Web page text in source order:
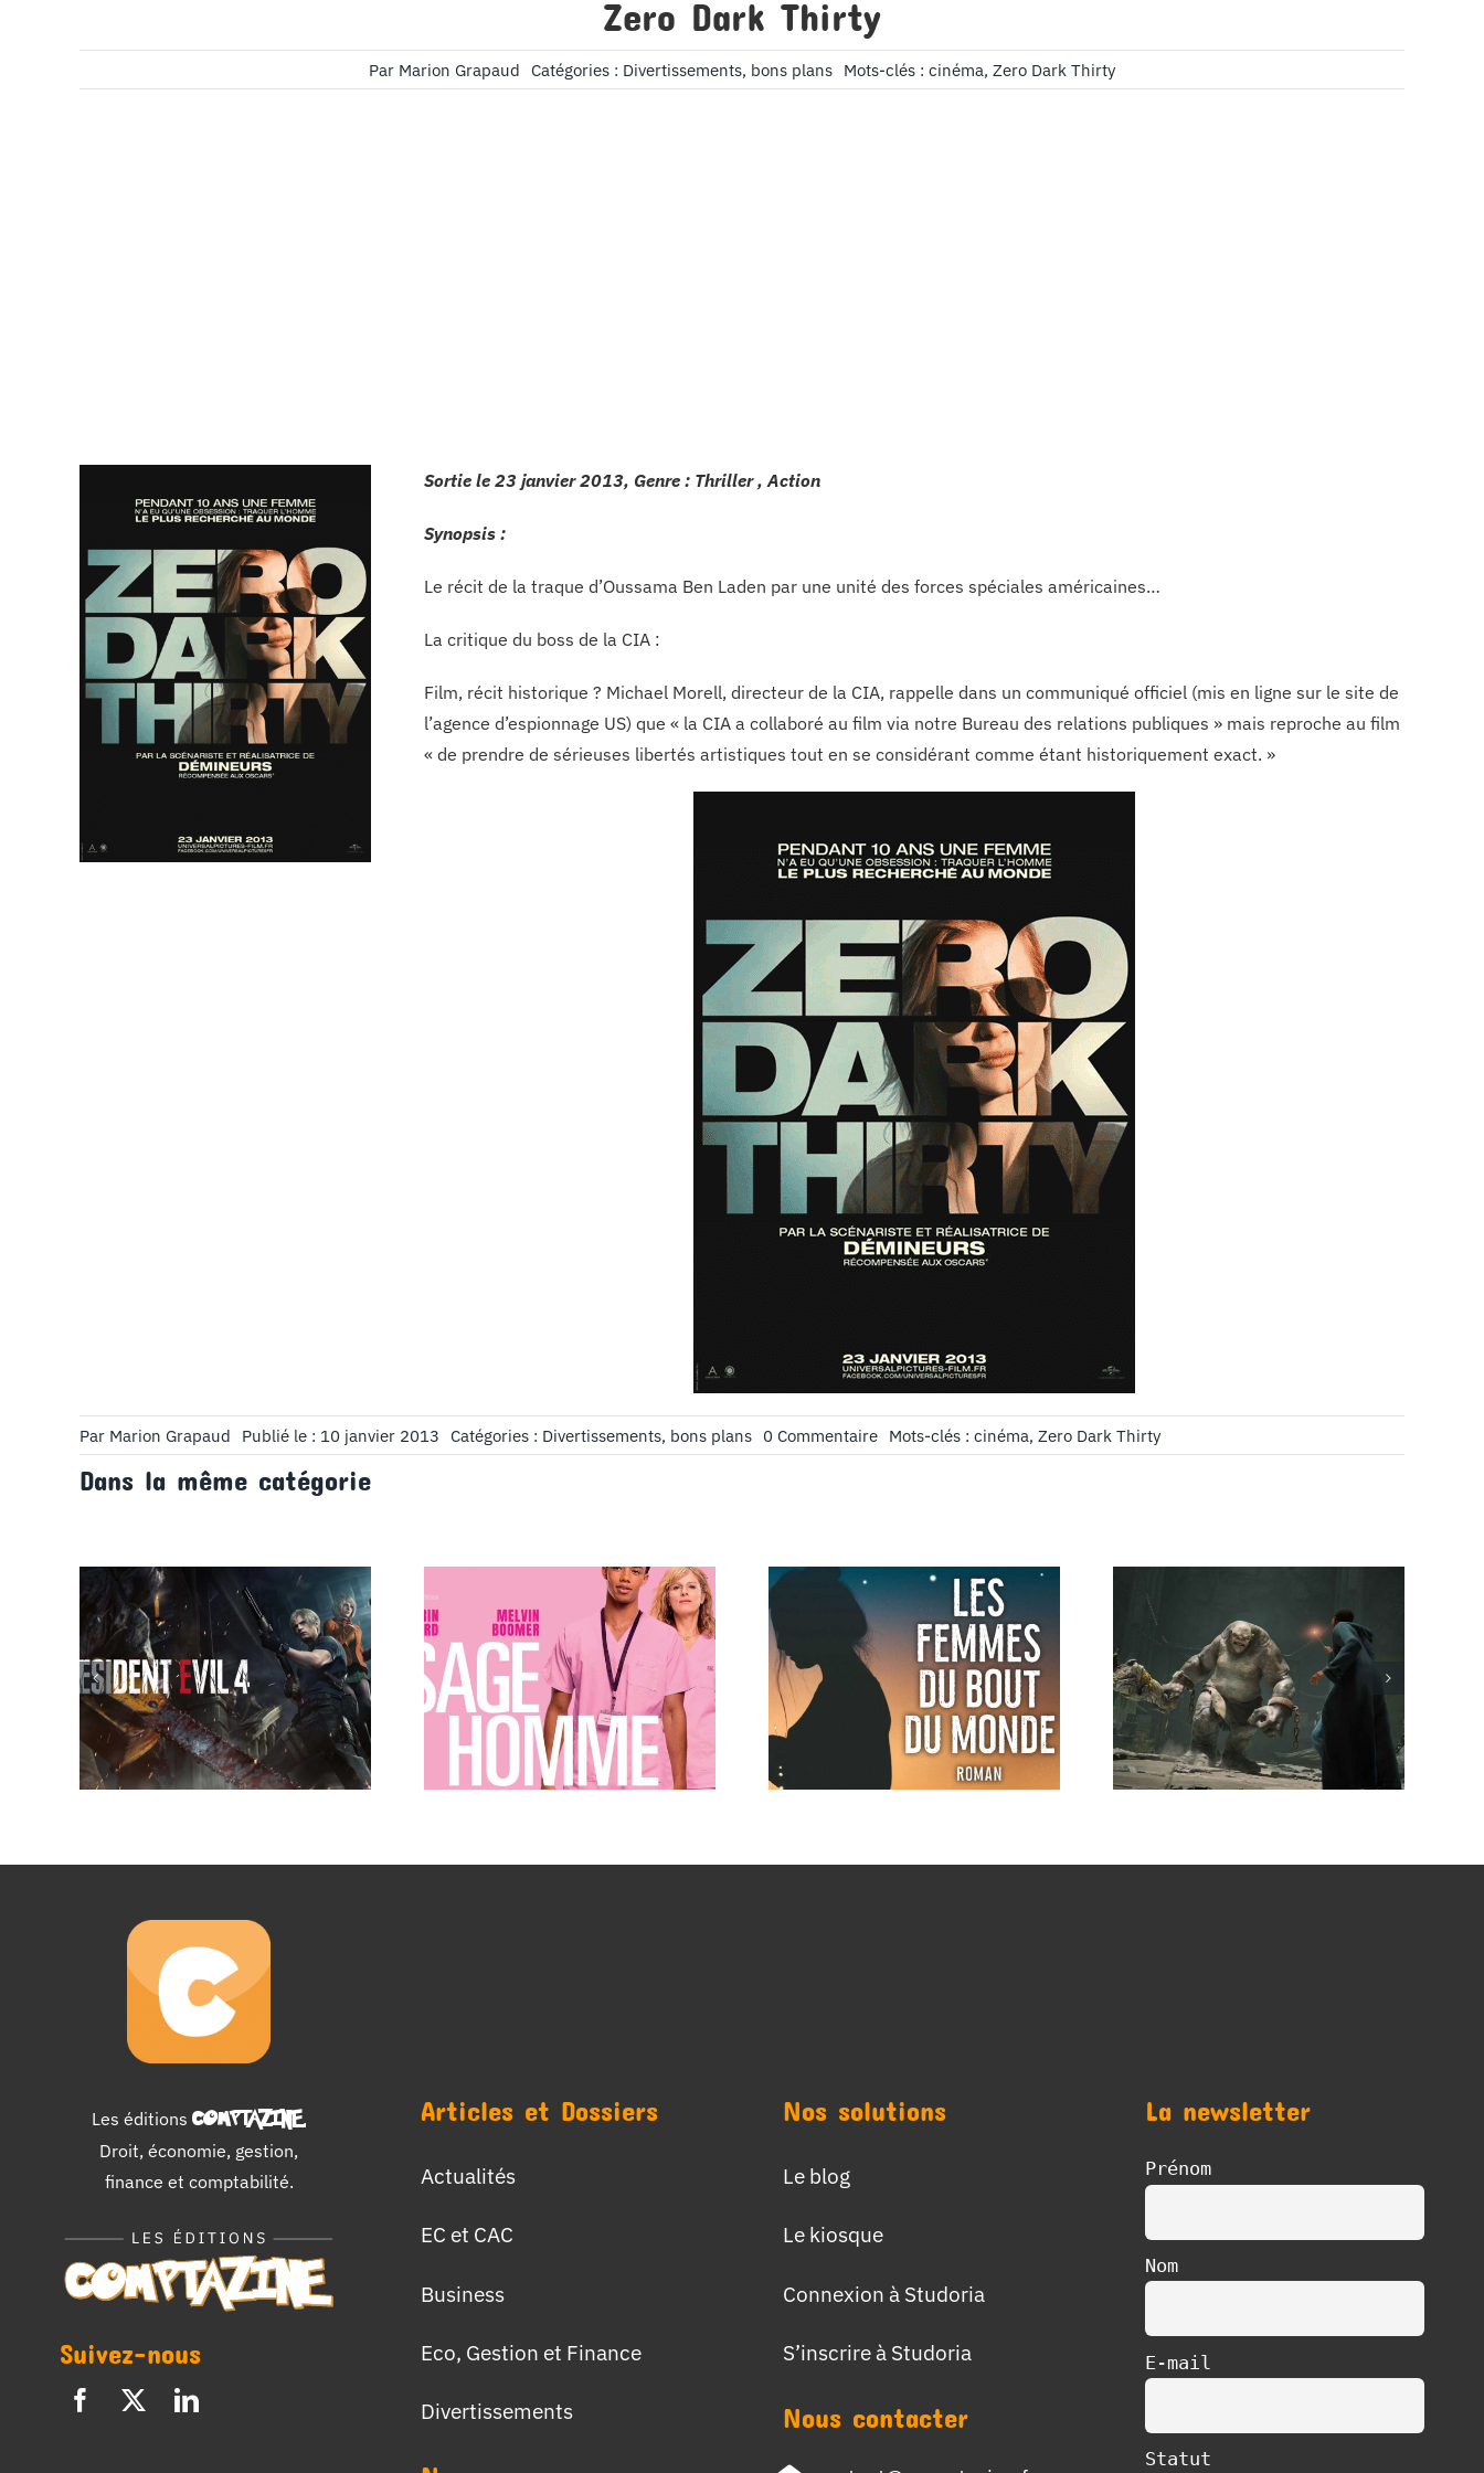
Zero Dark Thirty
Par Marion Grapaud Catégories : Divertissements, bons plans Mots-clés : cinéma, Zero Dark Thirty
Sortie le 23 janvier 2013, Genre : Thriller , Action
Synopsis :
Le récit de la traque d’Oussama Ben Laden par une unité des forces spéciales américaines…
La critique du boss de la CIA :
Film, récit historique ? Michael Morell, directeur de la CIA, rappelle dans un communiqué officiel (mis en ligne sur le site de
l’agence d’espionnage US) que « la CIA a collaboré au film via notre Bureau des relations publiques » mais reproche au film
« de prendre de sérieuses libertés artistiques tout en se considérant comme étant historiquement exact. »
Par Marion Grapaud Publié le : 10 janvier 2013 Catégories : Divertissements, bons plans 0 Commentaireon
Zero
Mots-clés : cinéma, Zero Dark Thirty
Dans la même catégorie
Evil 4
Cinéma : Sage-
Homme
Livre à Lire : Les
Femmes du bout du
monde
Jeu video : Hogwarts
Poudlard
Les éditions COMPTAZINE.
Droit, économie, gestion,
finance et comptabilité.
Suivez-nous
Articles et Dossiers
Actualités
EC et CAC
Business
Eco, Gestion et Finance
Divertissements
Nos solutions
Le blog
Le kiosque
Connexion à Studoria
S’inscrire à Studoria
Nous contacter
La newsletter
Prénom
Nom
E-mail
Statut